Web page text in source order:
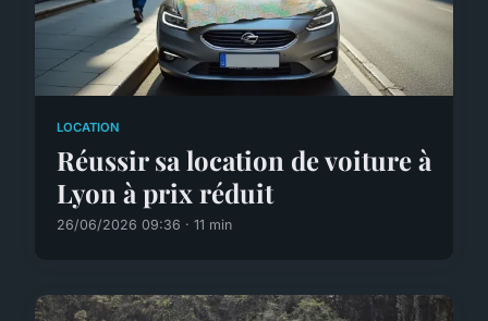
LOCATION
Réussir sa location de voiture à
Lyon à prix réduit
26/06/2026 09:36 · 11 min